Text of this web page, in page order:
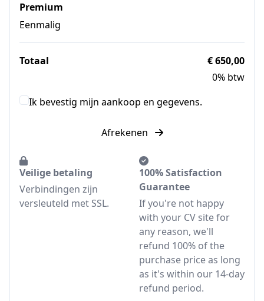
Premium
Eenmalig
Totaal
€ 650,00
0% btw
Ik bevestig mijn aankoop en gegevens.
Afrekenen
Veilige betaling
Verbindingen zijn
versleuteld met SSL.
100% Satisfaction
Guarantee
If you're not happy
with your CV site for
any reason, we'll
refund 100% of the
purchase price as long
as it's within our 14-day
refund period.